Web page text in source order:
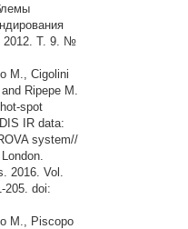
2012. Т. 9. №
M., Cigolini
Ripepe M.
spot
IR data:
system//
2016. Vol.
205. doi:
M., Piscopo